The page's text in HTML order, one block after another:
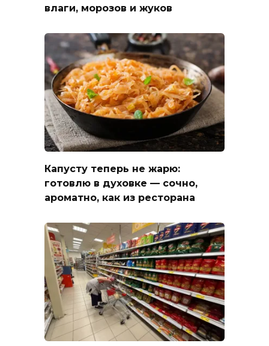
влаги, морозов и жуков
Капусту теперь не жарю:
готовлю в духовке — сочно,
ароматно, как из ресторана